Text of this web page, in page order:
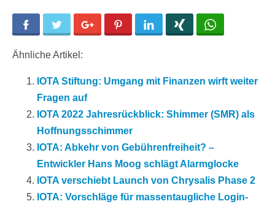
Facebook Twitter Google+ Pinterest LinkedIn
Ähnliche Artikel:
IOTA Stiftung: Umgang mit Finanzen wirft weiter
Fragen auf
IOTA 2022 Jahresrückblick: Shimmer (SMR) als
Hoffnungsschimmer
IOTA: Abkehr von Gebührenfreiheit? –
Entwickler Hans Moog schlägt Alarmglocke
IOTA verschiebt Launch von Chrysalis Phase 2
IOTA: Vorschläge für massentaugliche Login-